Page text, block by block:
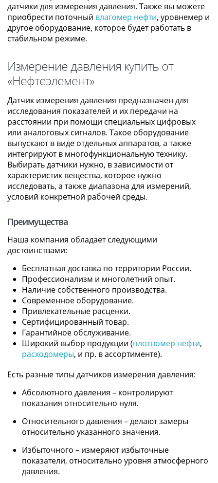
датчики для измерения давления. Также вы можете
приобрести поточный влагомер нефти, уровнемер и
другое оборудование, которое будет работать в
стабильном режиме.
Измерение давления купить от
«Нефтеэлемент»
Датчик измерения давления предназначен для
исследования показателей и их передачи на
расстоянии при помощи специальных цифровых
или аналоговых сигналов. Такое оборудование
выпускают в виде отдельных аппаратов, а также
интегрируют в многофункциональную технику.
Выбирать датчики нужно, в зависимости от
характеристик вещества, которое нужно
исследовать, а также диапазона для измерений,
условий конкретной рабочей среды.
Преимущества
Наша компания обладает следующими
достоинствами:
Бесплатная доставка по территории России.
Профессионализм и многолетний опыт.
Наличие собственного производства.
Современное оборудование.
Привлекательные расценки.
Сертифицированный товар.
Гарантийное обслуживание.
Широкий выбор продукции (плотномер нефти,
расходомеры, и пр. в ассортименте).
Есть разные типы датчиков измерения давления:
Абсолютного давления – контролируют
показания относительно нуля.
Относительного давления – делают замеры
относительно указанного значения.
Избыточного – измеряют избыточные
показатели, относительно уровня атмосферного
давления.